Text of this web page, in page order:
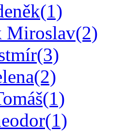
(1)
Miroslav(2)
(3)
(2)
(1)
(1)